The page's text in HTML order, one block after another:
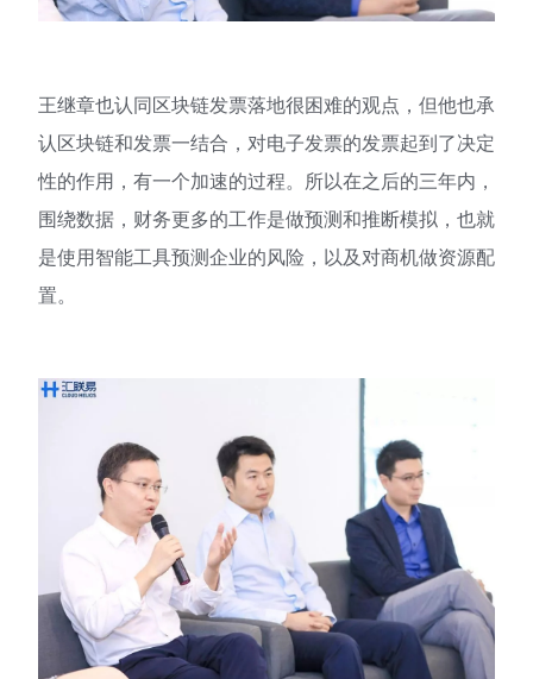
王继章也认同区块链发票落地很困难的观点，但他也承
认区块链和发票一结合，对电子发票的发票起到了决定
性的作用，有一个加速的过程。所以在之后的三年内，
围绕数据，财务更多的工作是做预测和推断模拟，也就
是使用智能工具预测企业的风险，以及对商机做资源配
置。